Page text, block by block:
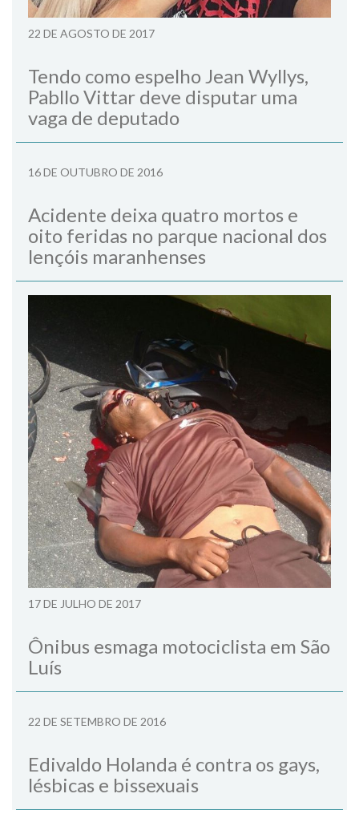
22 DE AGOSTO DE 2017
Tendo como espelho Jean Wyllys,
Pabllo Vittar deve disputar uma
vaga de deputado
16 DE OUTUBRO DE 2016
Acidente deixa quatro mortos e
oito feridas no parque nacional dos
lençóis maranhenses
17 DE JULHO DE 2017
Ônibus esmaga motociclista em São
Luís
22 DE SETEMBRO DE 2016
Edivaldo Holanda é contra os gays,
lésbicas e bissexuais